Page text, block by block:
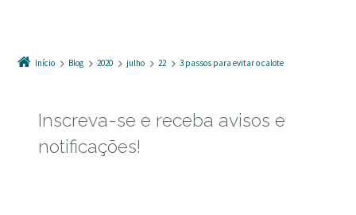
Início Blog 2020 julho 22 3 passos para evitar o calote
Inscreva-se e receba avisos e
notificações!